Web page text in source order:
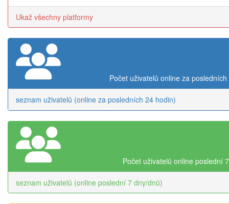
Ukaž všechny platformy
Počet uživatelů online za
seznam uživatelů (online za posledních 24 hodin)
Počet uživatelů online poslední
seznam uživatelů (online poslední 7 dny/dnů)